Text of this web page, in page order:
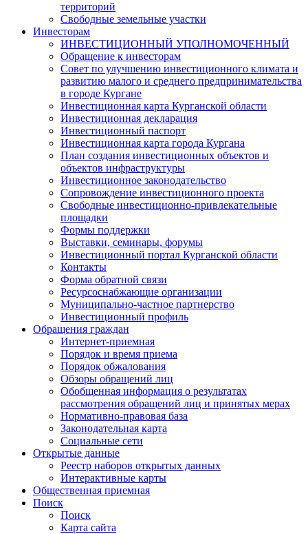
территорий
Свободные земельные участки
Инвесторам
ИНВЕСТИЦИОННЫЙ УПОЛНОМОЧЕННЫЙ
Обращение к инвесторам
Совет по улучшению инвестиционного климата и
развитию малого и среднего предпринимательства
в городе Кургане
Инвестиционная карта Курганской области
Инвестиционная декларация
Инвестиционный паспорт
Инвестиционная карта города Кургана
План создания инвестиционных объектов и
объектов инфраструктуры
Инвестиционное законодательство
Сопровождение инвестиционного проекта
Свободные инвестиционно-привлекательные
площадки
Формы поддержки
Выставки, семинары, форумы
Инвестиционный портал Курганской области
Контакты
Форма обратной связи
Ресурсоснабжающие организации
Муниципально-частное партнерство
Инвестиционный профиль
Обращения граждан
Интернет-приемная
Порядок и время приема
Порядок обжалования
Обзоры обращений лиц
Обобщенная информация о результатах
рассмотрения обращений лиц и принятых мерах
Нормативно-правовая база
Законодательная карта
Социальные сети
Открытые данные
Реестр наборов открытых данных
Интерактивные карты
Общественная приемная
Поиск
Поиск
Карта сайта